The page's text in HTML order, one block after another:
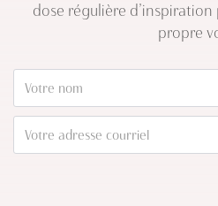
dose régulière
propre